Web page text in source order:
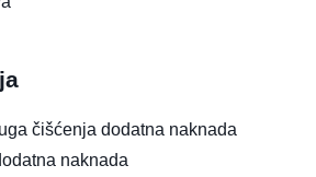
čišćenja dodatna naknada
naknada